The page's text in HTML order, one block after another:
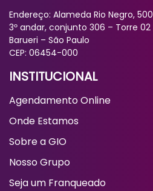
Endereço: Alameda Rio Negro, 500
3º andar, conjunto 306 – Torre 02
Barueri – São Paulo
CEP: 06454-000
INSTITUCIONAL
Agendamento Online
Onde Estamos
Sobre a GIO
Nosso Grupo
Seja um Franqueado